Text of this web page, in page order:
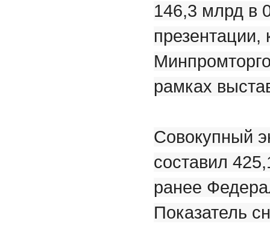
146,3 млрд в
презентации,
рамках
Совокупный
составил
ранее
Показатель